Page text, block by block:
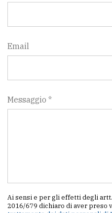
Email
Messaggio *
Ai sensi e per gli effetti degli
2016/679 dichiaro di aver preso